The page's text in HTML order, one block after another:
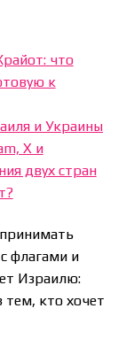
что
к
и Украины
X и
двух стран
флагами и
Израилю:
тем, кто хочет